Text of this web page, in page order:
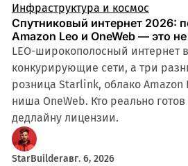
Инфраструктура и космос
Спутниковый интернет 2026:
Amazon Leo и OneWeb — это
LEO-широкополосный интернет
конкурирующие сети, а три
розница Starlink, облако Amazon
ниша OneWeb. Кто реально готов
дедлайну лицензии.
StarBuilderавг. 6, 2026